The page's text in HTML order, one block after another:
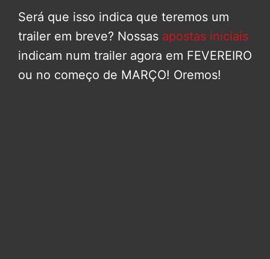
Será que isso indica que teremos um
trailer em breve? Nossas apostas iniciais
indicam num trailer agora em FEVEREIRO
ou no começo de MARÇO! Oremos!